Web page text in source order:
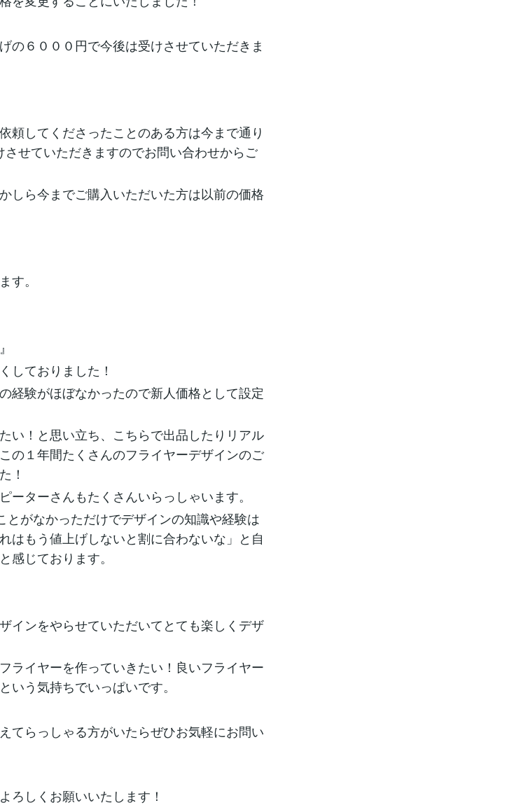
の６０００円で今後は受けさせていただきま
頼してくださったことのある方は今まで通り
せていただきますのでお問い合わせからご
しら今までご購入いただいた方は以前の価格
す。
しておりました！
経験がほぼなかったので新人価格として設定
い！と思い立ち、こちらで出品したりリアル
の１年間たくさんのフライヤーデザインのご
！
ーターさんもたくさんいらっしゃいます。
とがなかっただけでデザインの知識や経験は
はもう値上げしないと割に合わないな」と自
感じております。
インをやらせていただいてとても楽しくデザ
ライヤーを作っていきたい！良いフライヤー
いう気持ちでいっぱいです。
てらっしゃる方がいたらぜひお気軽にお問い
ろしくお願いいたします！